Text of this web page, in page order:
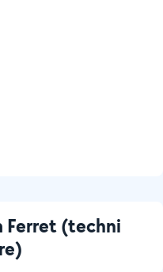
Ferret (techni